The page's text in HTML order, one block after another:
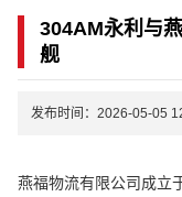
304AM永利与
舰
发布时间：2026-05-05
燕福物流有限公司成立